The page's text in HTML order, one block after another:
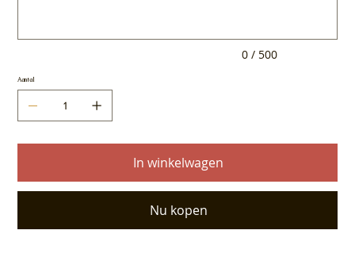
0 / 500
Aantal
In winkelwagen
Nu kopen